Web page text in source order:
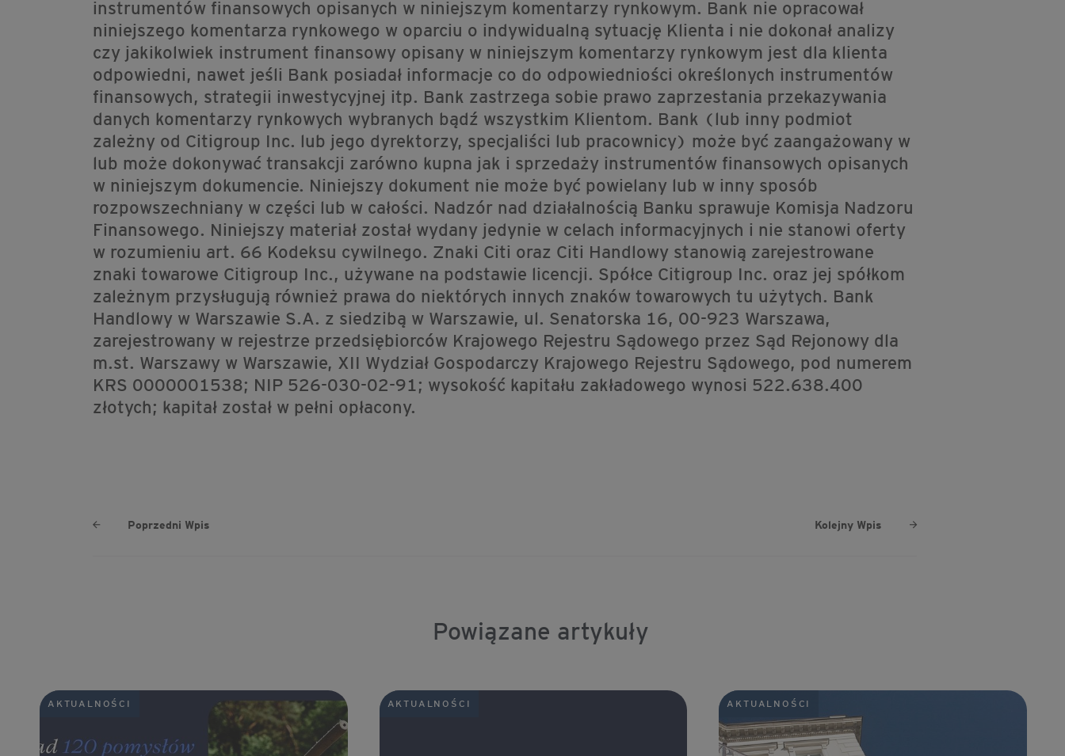
instrumentów finansowych opisanych w niniejszym komentarzy rynkowym. Bank nie opracował
niniejszego komentarza rynkowego w oparciu o indywidualną sytuację Klienta i nie dokonał analizy
czy jakikolwiek instrument finansowy opisany w niniejszym komentarzy rynkowym jest dla klienta
odpowiedni, nawet jeśli Bank posiadał informacje co do odpowiedniości określonych instrumentów
finansowych, strategii inwestycyjnej itp. Bank zastrzega sobie prawo zaprzestania przekazywania
danych komentarzy rynkowych wybranych bądź wszystkim Klientom. Bank (lub inny podmiot
zależny od Citigroup Inc. lub jego dyrektorzy, specjaliści lub pracownicy) może być zaangażowany w
lub może dokonywać transakcji zarówno kupna jak i sprzedaży instrumentów finansowych opisanych
w niniejszym dokumencie. Niniejszy dokument nie może być powielany lub w inny sposób
rozpowszechniany w części lub w całości. Nadzór nad działalnością Banku sprawuje Komisja Nadzoru
Finansowego. Niniejszy materiał został wydany jedynie w celach informacyjnych i nie stanowi oferty
w rozumieniu art. 66 Kodeksu cywilnego. Znaki Citi oraz Citi Handlowy stanowią zarejestrowane
znaki towarowe Citigroup Inc., używane na podstawie licencji. Spółce Citigroup Inc. oraz jej spółkom
zależnym przysługują również prawa do niektórych innych znaków towarowych tu użytych. Bank
Handlowy w Warszawie S.A. z siedzibą w Warszawie, ul. Senatorska 16, 00-923 Warszawa,
zarejestrowany w rejestrze przedsiębiorców Krajowego Rejestru Sądowego przez Sąd Rejonowy dla
m.st. Warszawy w Warszawie, XII Wydział Gospodarczy Krajowego Rejestru Sądowego, pod numerem
KRS 0000001538; NIP 526-030-02-91; wysokość kapitału zakładowego wynosi 522.638.400
złotych; kapitał został w pełni opłacony.
Poprzedni Wpis Kolejny Wpis
Powiązane artykuły
AKTUALNOŚCI AKTUALNOŚCI AKTUALNOŚCI